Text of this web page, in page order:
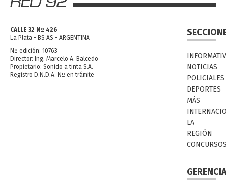
CALLE 32 Nº 426
La Plata - BS AS - ARGENTINA
Nº edición: 10763
Director: Ing. Marcelo A. Balcedo
Propietario: Sonido a tinta S.A.
Registro D.N.D.A. Nº en trámite
NOTICIAS
POLICIALES
DEPORTES
MÁS
LA
REGIÓN